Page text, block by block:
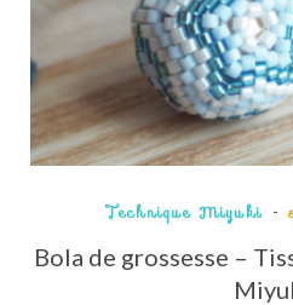
Technique Miyuki
Bola de grossesse –